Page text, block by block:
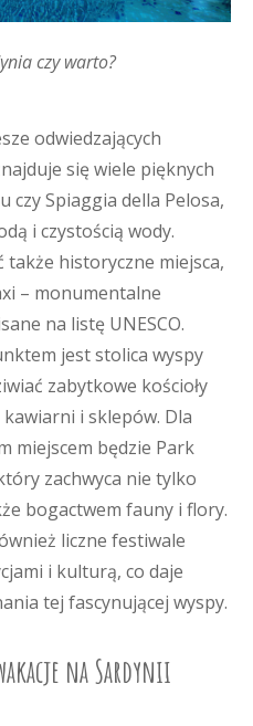
czy warto?
odwiedzających
się wiele pięknych
czy Spiaggia della Pelosa,
i czystością wody.
historyczne miejsca,
– monumentalne
na listę UNESCO.
jest stolica wyspy
zabytkowe kościoły
i sklepów. Dla
miejscem będzie Park
zachwyca nie tylko
bogactwem fauny i flory.
liczne festiwale
i kulturą, co daje
tej fascynującej wyspy.
na Sardynii